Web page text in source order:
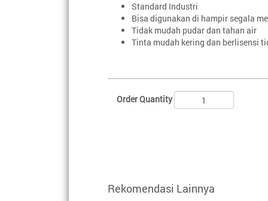
Standard Industri
Bisa digunakan di hampir segala
Tidak mudah pudar dan tahan air
Tinta mudah kering dan berlisensi
Order Quantity
Rekomendasi Lainnya